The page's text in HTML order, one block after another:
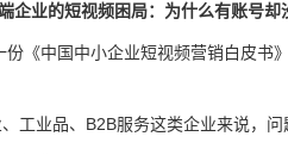
企业的短视频困局：为什么有账号却
份《中国中小企业短视频营销白皮书》
工业品、B2B服务这类企业来说，